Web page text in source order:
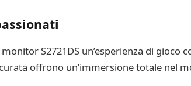
S2721DS un’esperienza di gioco
offrono un’immersione totale nel